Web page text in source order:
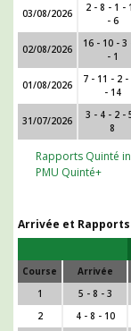
03/08/2026
2 - 8 - 1 -
- 6
02/08/2026
16 - 10 - 3
- 1
01/08/2026
7 - 11 - 2 -
- 14
31/07/2026
3 - 4 - 2 -
8
Rapports Quinté
PMU Quinté+
Arrivée et Rapports
Course
Arrivée
1
5 - 8 - 3
2
4 - 8 - 10